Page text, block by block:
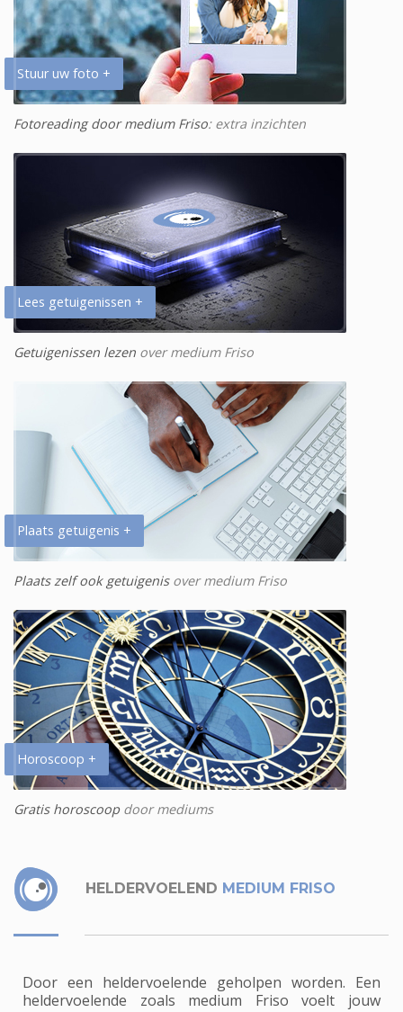
Stuur uw foto +
Fotoreading door medium Friso: extra inzichten
Lees getuigenissen +
Getuigenissen lezen over medium Friso
Plaats getuigenis +
Plaats zelf ook getuigenisover medium Friso
Horoscoop +
Gratis horoscoopdoor mediums
HELDERVOELEND MEDIUM FRISO
Door een heldervoelende geholpen worden. Een
heldervoelende zoals medium Friso voelt jouw